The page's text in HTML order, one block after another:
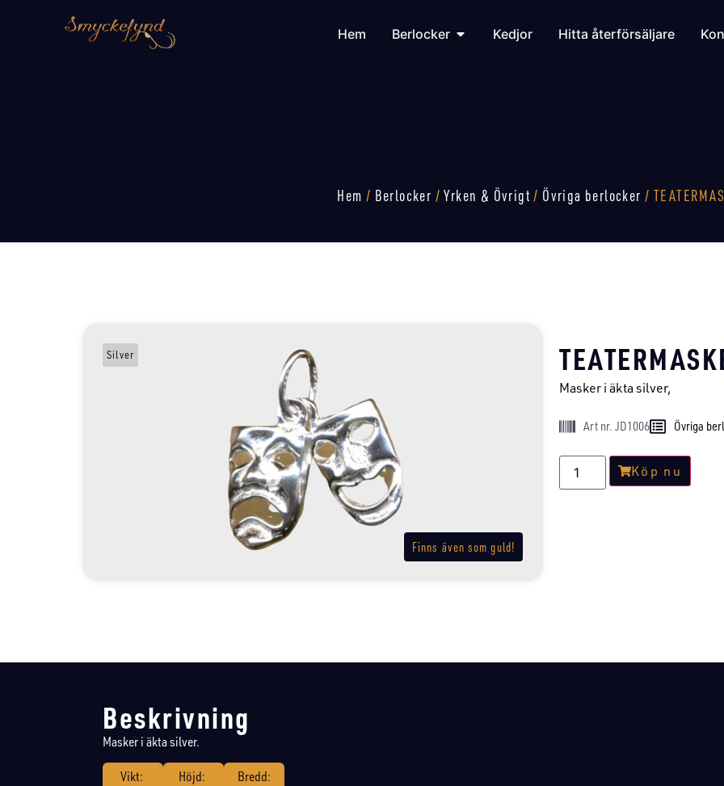
Hem Berlocker Kedjor Hitta återförsäljare
Hem / Berlocker /Yrken & Övrigt / Övriga berlocker /
Finns även som guld!
Silver
Masker i äkta silver,
Art nr. JD1006 Övriga
Köp nu
Beskrivning
Masker i äkta silver.
Vikt:
Höjd:
Bredd: